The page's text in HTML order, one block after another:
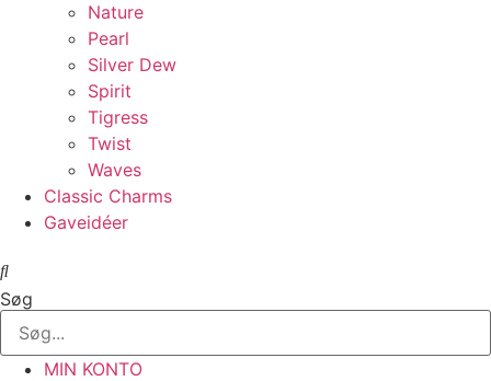
Nature
Pearl
Silver Dew
Spirit
Tigress
Twist
Waves
Classic Charms
Gaveidéer
Søg
MIN KONTO